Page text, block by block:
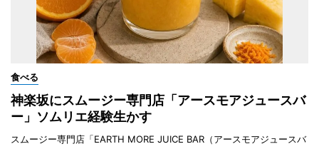
食べる
神楽坂にスムージー専門店「アースモアジュースバ
ー」ソムリエ経験生かす
スムージー専門店「EARTH MORE JUICE BAR（アースモアジュースバ